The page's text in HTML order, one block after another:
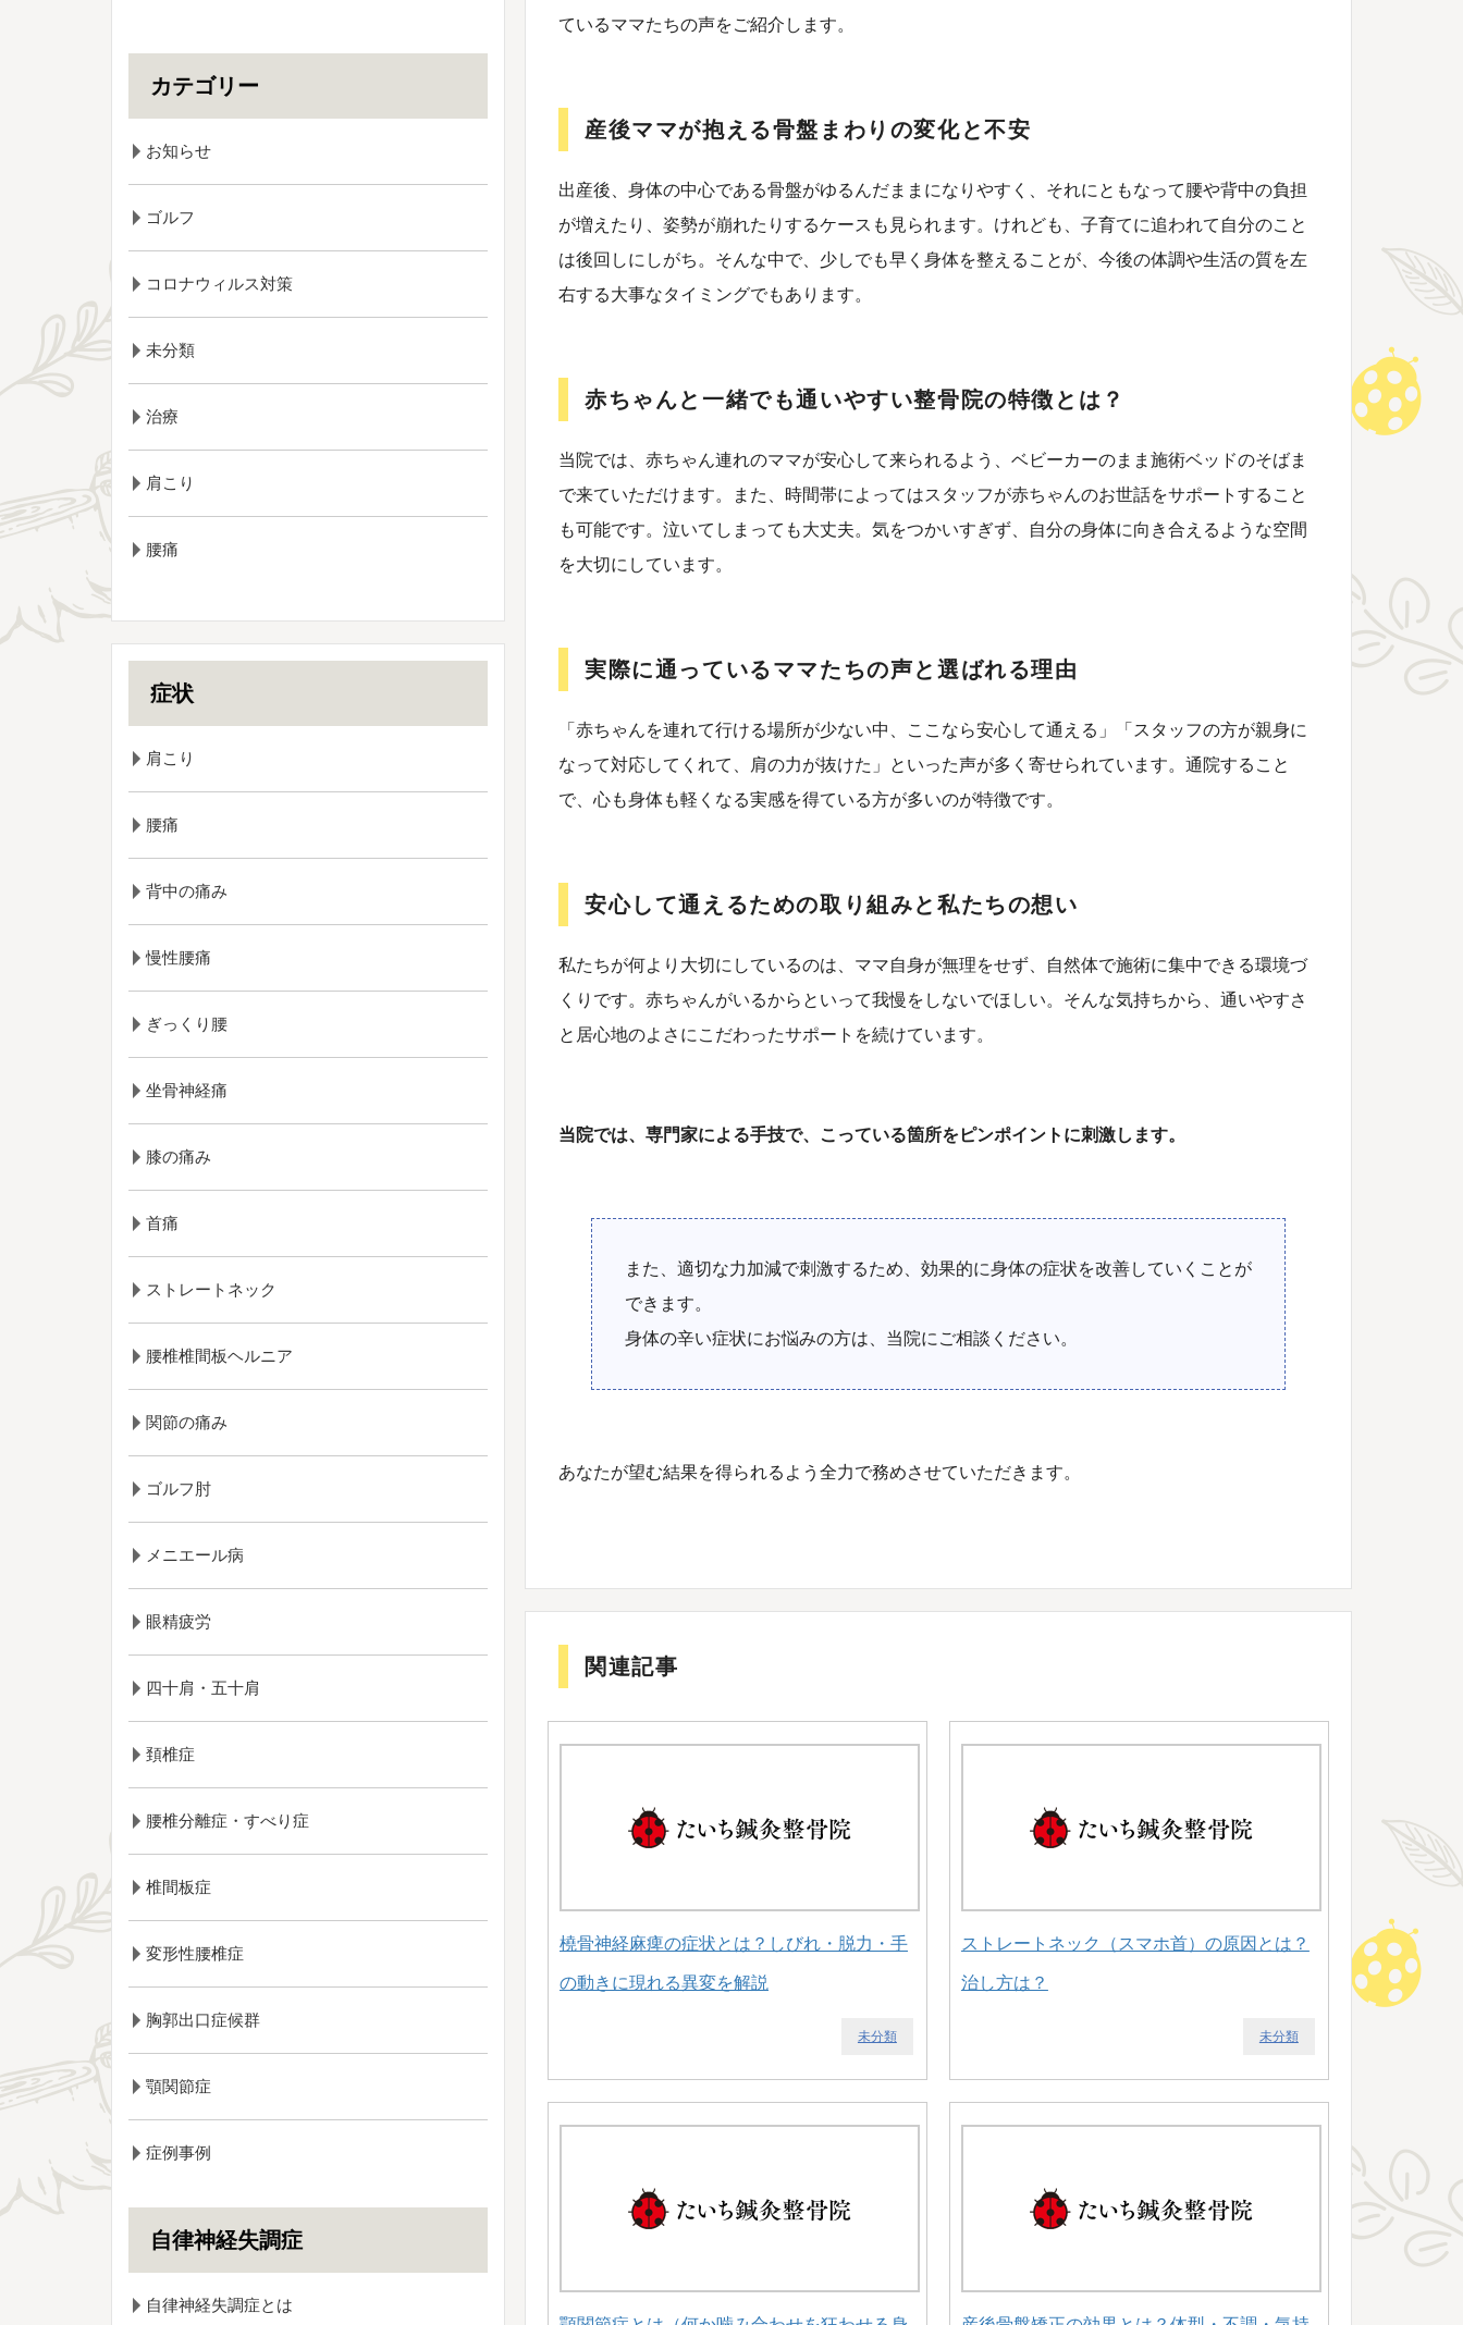
ているママたちの声をご紹介します。
産後ママが抱える骨盤まわりの変化と不安
出産後、身体の中心である骨盤がゆるんだままになりやすく、それにともなって腰や背中の負担
が増えたり、姿勢が崩れたりするケースも見られます。けれども、子育てに追われて自分のこと
は後回しにしがち。そんな中で、少しでも早く身体を整えることが、今後の体調や生活の質を左
右する大事なタイミングでもあります。
赤ちゃんと一緒でも通いやすい整骨院の特徴とは？
当院では、赤ちゃん連れのママが安心して来られるよう、ベビーカーのまま施術ベッドのそばま
で来ていただけます。また、時間帯によってはスタッフが赤ちゃんのお世話をサポートすること
も可能です。泣いてしまっても大丈夫。気をつかいすぎず、自分の身体に向き合えるような空間
を大切にしています。
実際に通っているママたちの声と選ばれる理由
「赤ちゃんを連れて行ける場所が少ない中、ここなら安心して通える」「スタッフの方が親身に
なって対応してくれて、肩の力が抜けた」といった声が多く寄せられています。通院すること
で、心も身体も軽くなる実感を得ている方が多いのが特徴です。
安心して通えるための取り組みと私たちの想い
私たちが何より大切にしているのは、ママ自身が無理をせず、自然体で施術に集中できる環境づ
くりです。赤ちゃんがいるからといって我慢をしないでほしい。そんな気持ちから、通いやすさ
と居心地のよさにこだわったサポートを続けています。
当院では、専門家による手技で、こっている箇所をピンポイントに刺激します。
また、適切な力加減で刺激するため、効果的に身体の症状を改善していくことが
できます。
身体の辛い症状にお悩みの方は、当院にご相談ください。
あなたが望む結果を得られるよう全力で務めさせていただきます。
関連記事
橈骨神経麻痺の症状とは？しびれ・脱力・手
の動きに現れる異変を解説
未分類
ストレートネック（スマホ首）の原因とは？
治し方は？
未分類
カテゴリー
お知らせ
ゴルフ
コロナウィルス対策
未分類
治療
肩こり
腰痛
症状
肩こり
腰痛
背中の痛み
慢性腰痛
ぎっくり腰
坐骨神経痛
膝の痛み
首痛
ストレートネック
腰椎椎間板ヘルニア
関節の痛み
ゴルフ肘
メニエール病
眼精疲労
四十肩・五十肩
頚椎症
腰椎分離症・すべり症
椎間板症
変形性腰椎症
胸郭出口症候群
顎関節症
症例事例
自律神経失調症
自律神経失調症とは